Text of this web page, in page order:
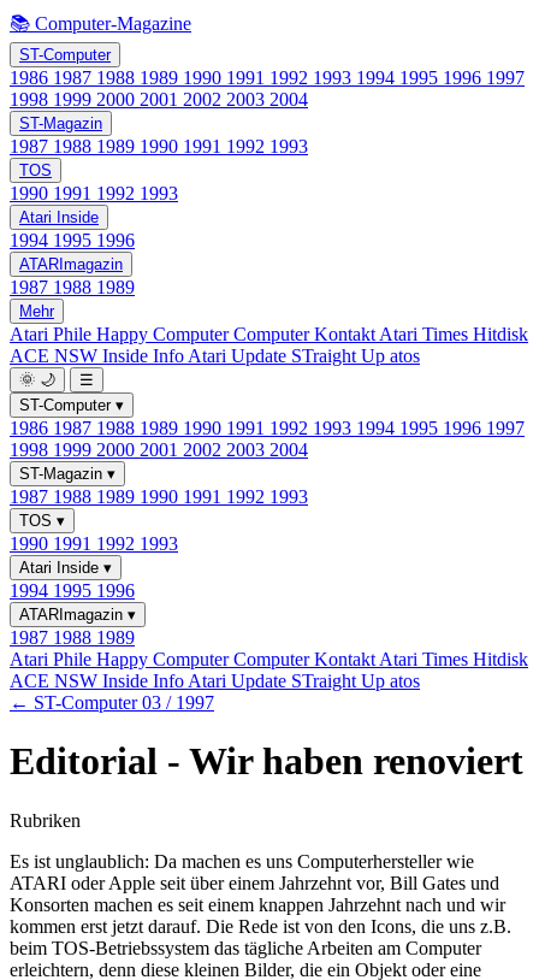
📚 Computer-Magazine
ST-Computer
1986 1987 1988 1989 1990 1991 1992 1993 1994 1995 1996 1997
1998 1999 2000 2001 2002 2003 2004
ST-Magazin
1987 1988 1989 1990 1991 1992 1993
TOS
1990 1991 1992 1993
Atari Inside
1994 1995 1996
ATARImagazin
1987 1988 1989
Mehr
Atari Phile Happy ComputerComputer Kontakt Atari Times Hitdisk
ACE NSW Inside Info Atari Update STraight Up atos
🌞 🌙
☰
ST-Computer ▾
1986 1987 1988 1989 1990 1991 1992 1993 1994 1995 1996 1997
1998 1999 2000 2001 2002 2003 2004
ST-Magazin ▾
1987 1988 1989 1990 1991 1992 1993
TOS ▾
1990 1991 1992 1993
Atari Inside ▾
1994 1995 1996
ATARImagazin ▾
1987 1988 1989
Atari Phile Happy ComputerComputer Kontakt Atari Times Hitdisk
ACE NSW Inside Info Atari Update STraight Up atos
← ST-Computer 03 / 1997
Editorial - Wir haben renoviert
Rubriken
Es ist unglaublich: Da machen es uns Computerhersteller wie
ATARI oder Apple seit über einem Jahrzehnt vor, Bill Gates und
Konsorten machen es seit einem knappen Jahrzehnt nach und wir
kommen erst jetzt darauf. Die Rede ist von den Icons, die uns z.B.
beim TOS-Betriebssystem das tägliche Arbeiten am Computer
erleichtern, denn diese kleinen Bilder, die ein Objekt oder eine